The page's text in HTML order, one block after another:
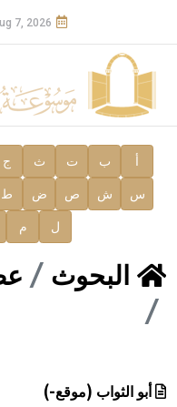
7, 2026
أ ب ت ث ج
س ش ص ض ط
ل م
البحوث
أبو الثواب (موقع-)